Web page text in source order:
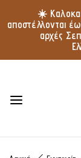
☀️
αποστέλλονται
αρχές